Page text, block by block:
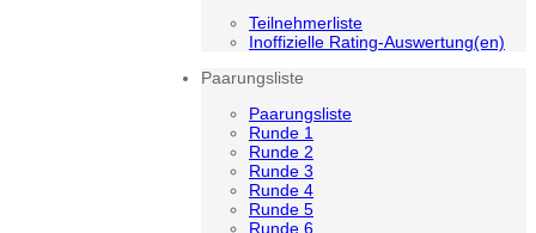
Teilnehmerliste
Inoffizielle Rating-Auswertung(en)
Paarungsliste
Paarungsliste
Runde 1
Runde 2
Runde 3
Runde 4
Runde 5
Runde 6